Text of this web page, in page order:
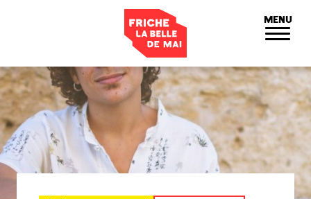
MENU
Panneau de gestion des cookies